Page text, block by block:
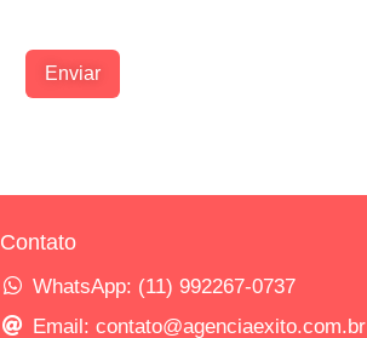
Enviar
Contato
WhatsApp: (11) 992267-0737
Email: contato@agenciaexito.com.br